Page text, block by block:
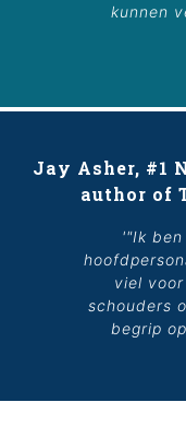
kunnen
Jay Asher, #1
author of
'"Ik
viel
schouders
begrip